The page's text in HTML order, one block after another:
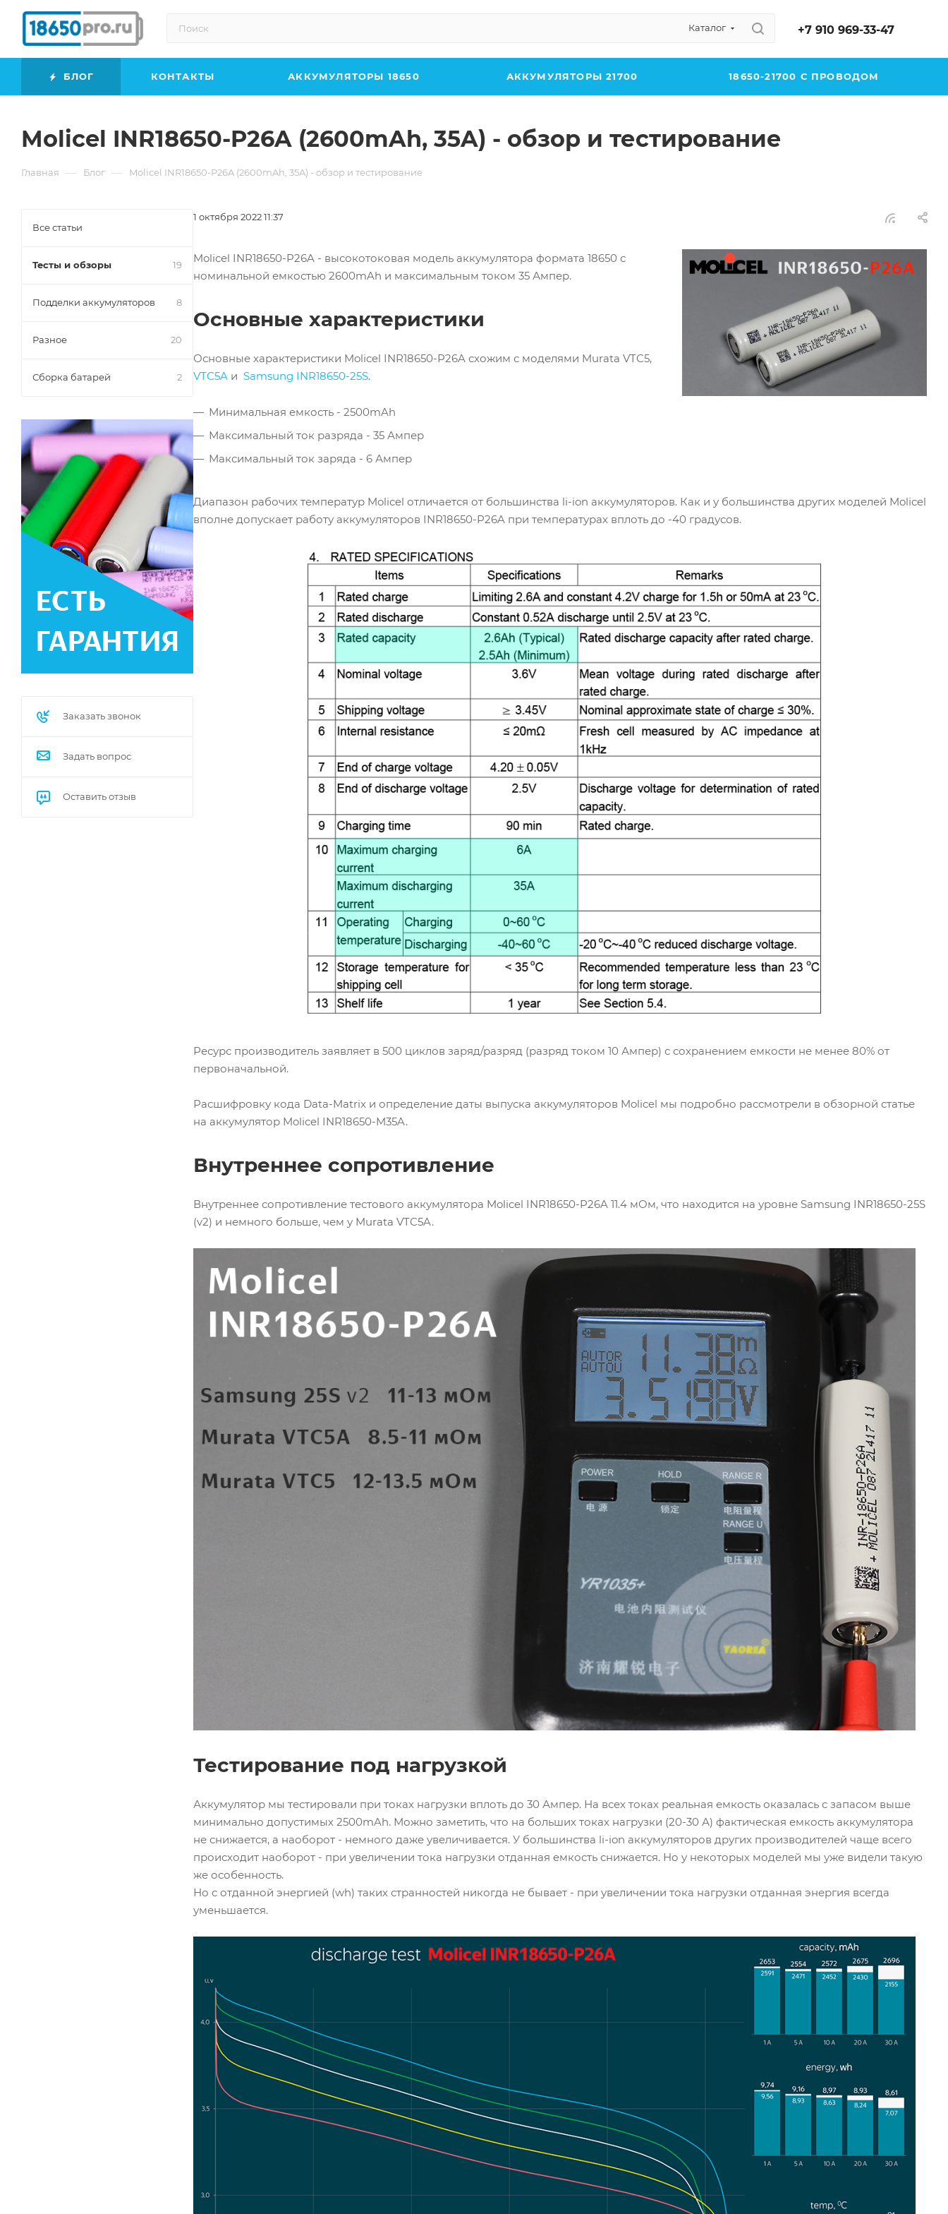
Каталог +7 910 969-33-47
БЛОГ КОНТАКТЫ АККУМУЛЯТОРЫ 18650 АККУМУЛЯТОРЫ 21700 18650-21700 С ПРОВОДОМ
Molicel INR18650-P26A (2600mAh, 35A) - обзор и тестирование
Главная — Блог — Molicel INR18650-P26A (2600mAh, 35A) - обзор и тестирование
1 октября 2022 11:37
Molicel INR18650-P26A - высокотоковая модель аккумулятора формата 18650 с
номинальной емкостью 2600mAh и максимальным током 35 Ампер.
Основные характеристики
Основные характеристики Molicel INR18650-P26A схожим с моделями Murata VTC5,
VTC5A и Samsung INR18650-25S.
Минимальная емкость - 2500mAh
Максимальный ток разряда - 35 Ампер
Максимальный ток заряда - 6 Ампер
Диапазон рабочих температур Molicel отличается от большинства li-ion аккумуляторов. Как и у большинства других моделей Molicel
вполне допускает работу аккумуляторов INR18650-P26A при температурах вплоть до -40 градусов.
Ресурс производитель заявляет в 500 циклов заряд/разряд (разряд током 10 Ампер) с сохранением емкости не менее 80% от
первоначальной.
Расшифровку кода Data-Matrix и определение даты выпуска аккумуляторов Molicel мы подробно рассмотрели в обзорной статье
на аккумулятор Molicel INR18650-M35A.
Внутреннее сопротивление
Внутреннее сопротивление тестового аккумулятора Molicel INR18650-P26A 11.4 мОм, что находится на уровне Samsung INR18650-25S
(v2) и немного больше, чем у Murata VTC5A.
Тестирование под нагрузкой
Аккумулятор мы тестировали при токах нагрузки вплоть до 30 Ампер. На всех токах реальная емкость оказалась с запасом выше
минимально допустимых 2500mAh. Можно заметить, что на больших токах нагрузки (20-30 А) фактическая емкость аккумулятора
не снижается, а наоборот - немного даже увеличивается. У большинства li-ion аккумуляторов других производителей чаще всего
происходит наоборот - при увеличении тока нагрузки отданная емкость снижается. Но у некоторых моделей мы уже видели такую
же особенность.
Но с отданной энергией (wh) таких странностей никогда не бывает - при увеличении тока нагрузки отданная энергия всегда
уменьшается.
Все статьи
Тесты и обзоры 19
Подделки аккумуляторов 8
Разное 20
Сборка батарей 2
Заказать звонок
Задать вопрос
Оставить отзыв